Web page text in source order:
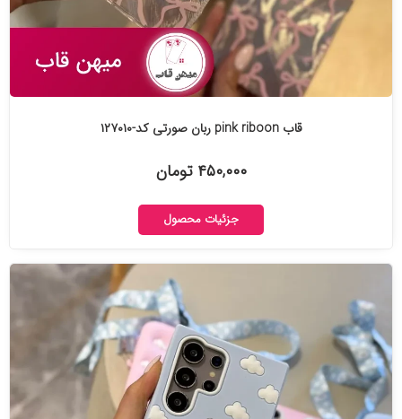
قاب pink riboon ربان صورتی کد-۱۲۷۰۱۰
۴۵۰,۰۰۰ تومان
جزئیات محصول